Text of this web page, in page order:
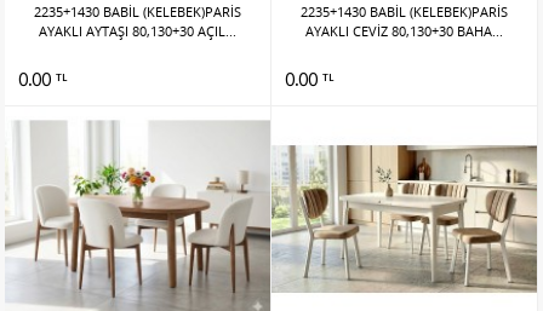
2235+1430 BABİL (KELEBEK)PARİS
AYAKLI AYTAŞI 80,130+30 AÇIL...
0.00 TL
2235+1430 BABİL (KELEBEK)PARİS
AYAKLI CEVİZ 80,130+30 BAHA...
0.00 TL